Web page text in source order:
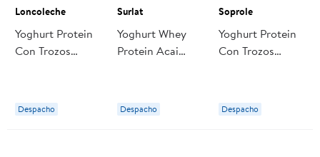
Loncoleche
Yoghurt Protein
Con Trozos
140 g
Loncoleche
Despacho
Surlat
Yoghurt Whey
Protein Acai
Despacho
Soprole
Yoghurt Protein
Con Trozos
Soprole
Despacho